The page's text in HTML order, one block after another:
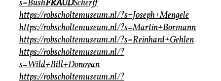
s=BushFRAUDScherff
https://robscholtemuseum.nl/?s=Joseph+Mengele
https://robscholtemuseum.nl/?s=Martin+Bormann
https://robscholtemuseum.nl/?s=Reinhard+Gehlen
https://robscholtemuseum.nl/?
s=Wild+Bill+Donovan
https://robscholtemuseum.nl/?